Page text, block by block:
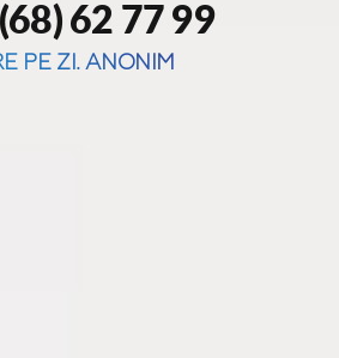
62 77 99
PE ZI. ANONIM